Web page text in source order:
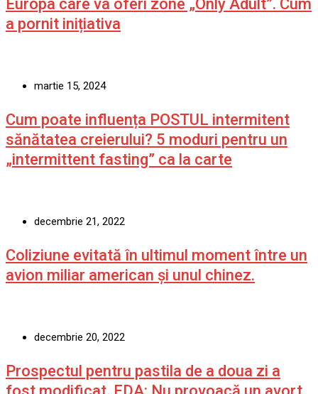
Europa care va oferi zone „Only Adult”. Cum
a pornit inițiativa
martie 15, 2024
Cum poate influența POSTUL intermitent
sănătatea creierului? 5 moduri pentru un
„intermittent fasting” ca la carte
decembrie 21, 2022
Coliziune evitată în ultimul moment între un
avion miliar american şi unul chinez.
decembrie 20, 2022
Prospectul pentru pastila de a doua zi a